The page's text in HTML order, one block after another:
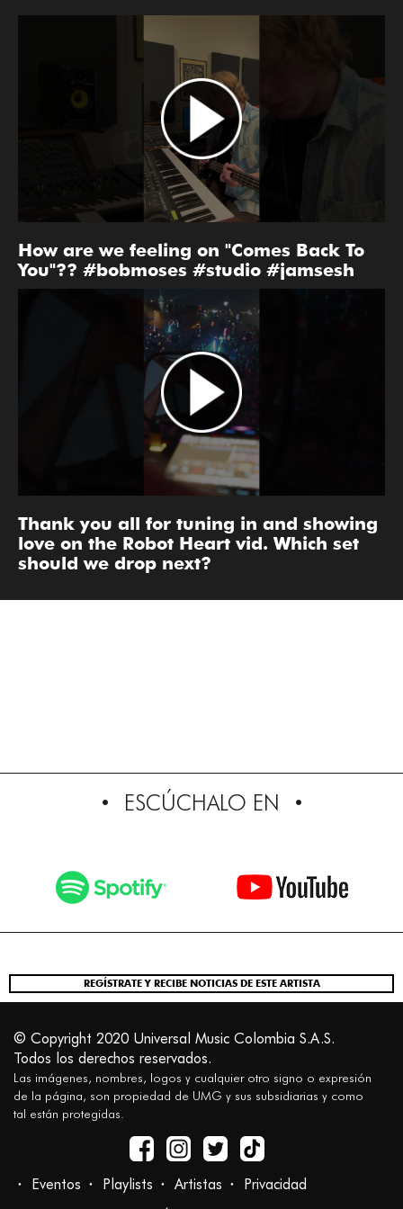
How are we feeling on "Comes Back To
You"?? #bobmoses #studio #jamsesh
Thank you all for tuning in and showing
love on the Robot Heart vid. Which set
should we drop next?
ESCÚCHALO EN
REGÍSTRATE Y RECIBE NOTICIAS DE ESTE ARTISTA
© Copyright 2020 Universal Music Colombia S.A.S.
Todos los derechos reservados.
Las imágenes, nombres, logos y cualquier otro signo o expresión
de la página, son propiedad de UMG y sus subsidiarias y como
tal están protegidas.
Eventos Playlists Artistas Privacidad